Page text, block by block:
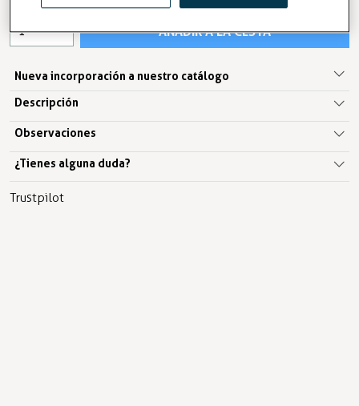
AÑADIR A LA CESTA
Nueva incorporación a nuestro catálogo
Descripción
Observaciones
¿Tienes alguna duda?
Trustpilot